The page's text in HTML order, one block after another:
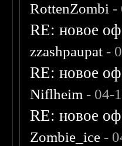
RottenZombi -
RE: новое
zzashpaupat -
RE: новое
Niflheim - 04-
RE: новое
Zombie_ice -